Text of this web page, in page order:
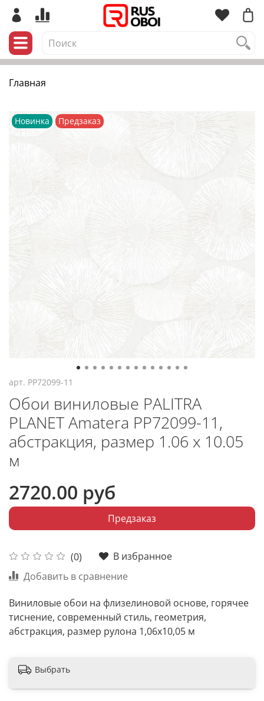
Главная
Новинка Предзаказ
арт. PP72099-11
Обои виниловые PALITRA
PLANET Amatera PP72099-11,
абстракция, размер 1.06 х 10.05
м
(0)
В избранное
Добавить в сравнение
2720.00 руб
Предзаказ
Виниловые обои на флизелиновой основе, горячее
тиснение, современный стиль, геометрия,
абстракция, размер рулона 1,06х10,05 м
Выбрать